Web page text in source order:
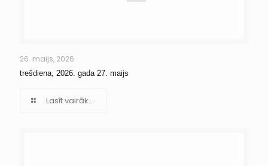
26. maijs, 2026
trešdiena, 2026. gada 27. maijs
Lasīt vairāk...